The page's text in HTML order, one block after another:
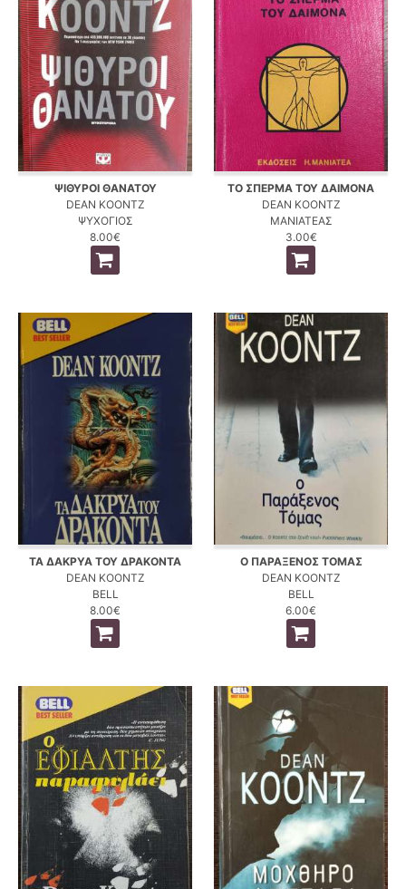
ΨΙΘΥΡΟΙ ΘΑΝΑΤΟΥ
DEAN KOONTZ
ΨΥΧΟΓΙΟΣ
8.00€
ΤΟ ΣΠΕΡΜΑ ΤΟΥ ΔΑΙΜΟΝΑ
DEAN KOONTZ
ΜΑΝΙΑΤΕΑΣ
3.00€
ΤΑ ΔΑΚΡΥΑ ΤΟΥ ΔΡΑΚΟΝΤΑ
DEAN KOONTZ
BELL
8.00€
Ο ΠΑΡΑΞΕΝΟΣ ΤΟΜΑΣ
DEAN KOONTZ
BELL
6.00€